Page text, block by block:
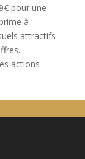
pour une
à
attractifs
actions